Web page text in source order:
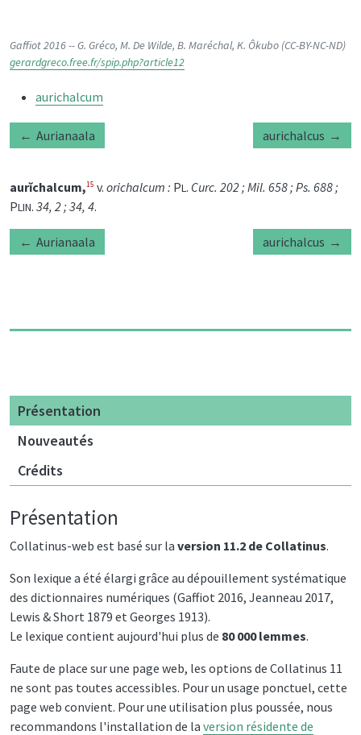
Gaffiot 2016 -- G. Gréco, M. De Wilde, B. Maréchal, K. Ôkubo (CC-BY-NC-ND)
gerardgreco.free.fr/spip.php?article12
aurichalcum
Aurianaala aurichalcus
aurĭchalcum,15 v. orichalcum : PL. Curc. 202 ; Mil. 658 ; Ps. 688 ;
PLIN. 34, 2 ; 34, 4.
Aurianaala aurichalcus
Présentation
Nouveautés
Crédits
Présentation
Collatinus-web est basé sur la version 11.2 de Collatinus.
Son lexique a été élargi grâce au dépouillement systématique
des dictionnaires numériques (Gaffiot 2016, Jeanneau 2017,
Lewis & Short 1879 et Georges 1913).
Le lexique contient aujourd'hui plus de 80 000 lemmes.
Faute de place sur une page web, les options de Collatinus 11
ne sont pas toutes accessibles. Pour un usage ponctuel, cette
page web convient. Pour une utilisation plus poussée, nous
recommandons l'installation de la version résidente de